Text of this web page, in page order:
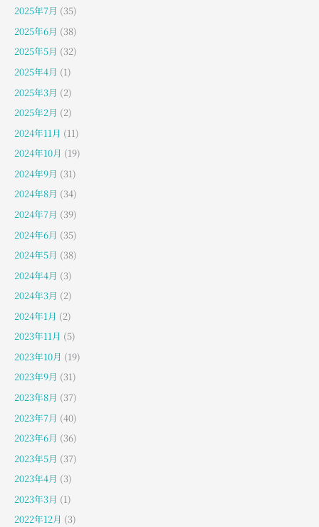
2025年7月 (35)
2025年6月 (38)
2025年5月 (32)
2025年4月 (1)
2025年3月 (2)
2025年2月 (2)
2024年11月 (11)
2024年10月 (19)
2024年9月 (31)
2024年8月 (34)
2024年7月 (39)
2024年6月 (35)
2024年5月 (38)
2024年4月 (3)
2024年3月 (2)
2024年1月 (2)
2023年11月 (5)
2023年10月 (19)
2023年9月 (31)
2023年8月 (37)
2023年7月 (40)
2023年6月 (36)
2023年5月 (37)
2023年4月 (3)
2023年3月 (1)
2022年12月 (3)